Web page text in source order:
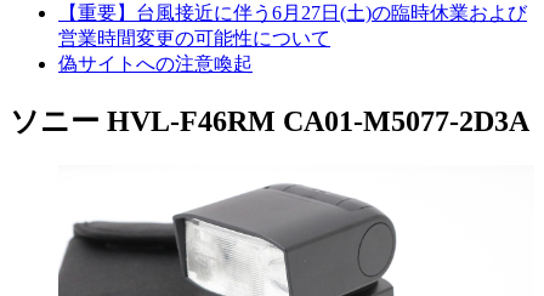
【重要】台風接近に伴う6月27日(土)の臨時休業および
営業時間変更の可能性について
偽サイトへの注意喚起
ソニー HVL-F46RM CA01-M5077-2D3A